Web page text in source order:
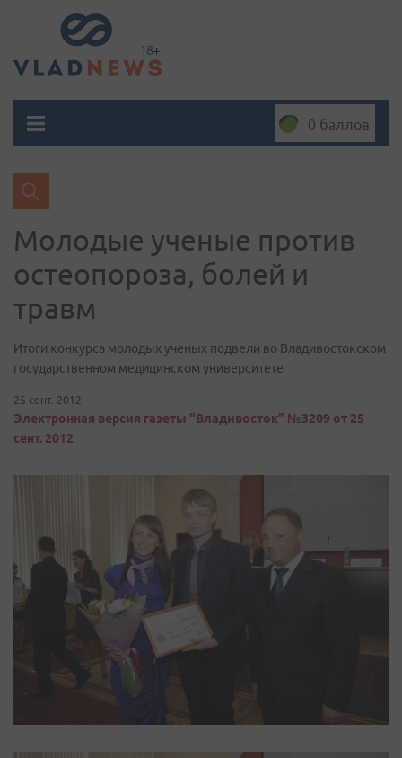
0 баллов
Молодые ученые против
остеопороза, болей и
травм
Итоги конкурса молодых ученых подвели во Владивостокском
государственном медицинском университете
25 сент. 2012
Электронная версия газеты "Владивосток" №3209 от 25
сент. 2012